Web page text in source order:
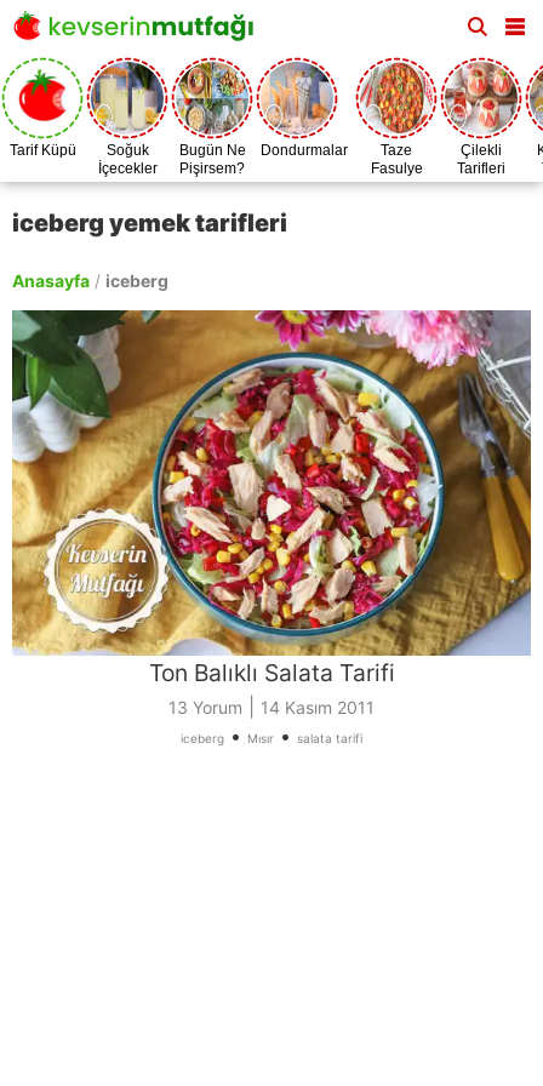
Tarif Küpü
Soğuk
İçecekler
Bugün Ne
Pişirsem?
Dondurmalar
Taze
Fasulye
Zamanı
Çilekli
Tarifleri
iceberg yemek tarifleri
Anasayfa / iceberg
Ton Balıklı Salata Tarifi
13 Yorum 14 Kasım 2011
iceberg • Mısır • salata tarifi